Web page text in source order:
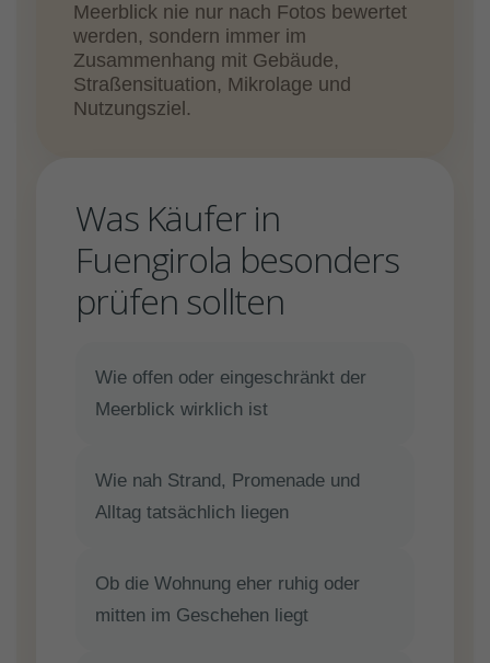
Meerblick nie nur nach Fotos bewertet
werden, sondern immer im
Zusammenhang mit Gebäude,
Straßensituation, Mikrolage und
Nutzungsziel.
Was Käufer in
Fuengirola besonders
prüfen sollten
Wie offen oder eingeschränkt der
Meerblick wirklich ist
Wie nah Strand, Promenade und
Alltag tatsächlich liegen
Ob die Wohnung eher ruhig oder
mitten im Geschehen liegt